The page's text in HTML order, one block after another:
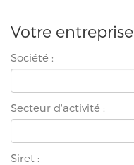
Votre entreprise
Société :
Secteur d'activité :
Siret :